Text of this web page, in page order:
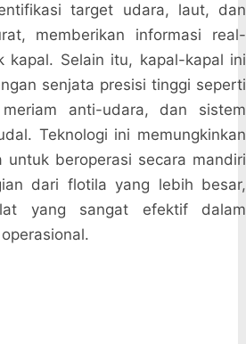
target udara, laut, dan
memberikan informasi real-
kapal. Selain itu, kapal-kapal ini
senjata presisi tinggi seperti
anti-udara, dan sistem
Teknologi ini memungkinkan
untuk beroperasi secara mandiri
dari flotila yang lebih besar,
yang sangat efektif dalam